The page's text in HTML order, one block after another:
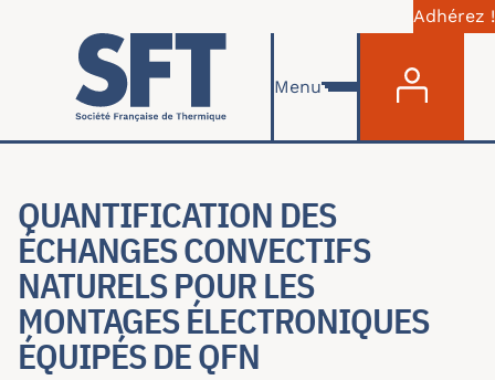
Aller au contenu principal
Adhérez !
Menu
QUANTIFICATION DES É
CHANGES CONVECTIFS N
ATURELS POUR LES M
ONTAGES ÉLECTRONIQUES É
QUIPÉS DE QFN